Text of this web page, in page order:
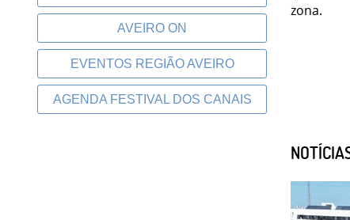
AVEIRO ON
EVENTOS REGIÃO AVEIRO
AGENDA FESTIVAL DOS CANAIS
zona.